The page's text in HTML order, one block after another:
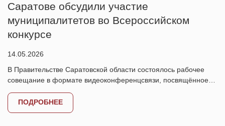
Саратове обсудили участие
муниципалитетов во Всероссийском
конкурсе
14.05.2026
В Правительстве Саратовской области состоялось рабочее
совещание в формате видеоконференцсвязи, посвящённое…
ПОДРОБНЕЕ